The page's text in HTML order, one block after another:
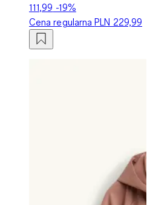
111,99 -19%
Cena regularnaPLN 229,99